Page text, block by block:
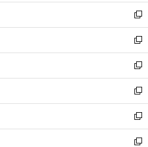
ン
ド
ウ
で
開
く
ウ
ィ
ン
ド
ウ
で
開
く
し
い
ウ
ィ
ン
ド
ウ
で
開
く
新
し
い
ウ
ィ
ン
ド
ウ
で
開
く
新
し
い
ウ
ィ
ン
ド
ウ
で
新
し
い
ウ
ィ
ン
ド
新
し
い
ウ
ィ
新
し
い
新